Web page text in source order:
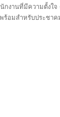
กงานที่มีความตั้งใ
ร้อมสำหรับประชาค